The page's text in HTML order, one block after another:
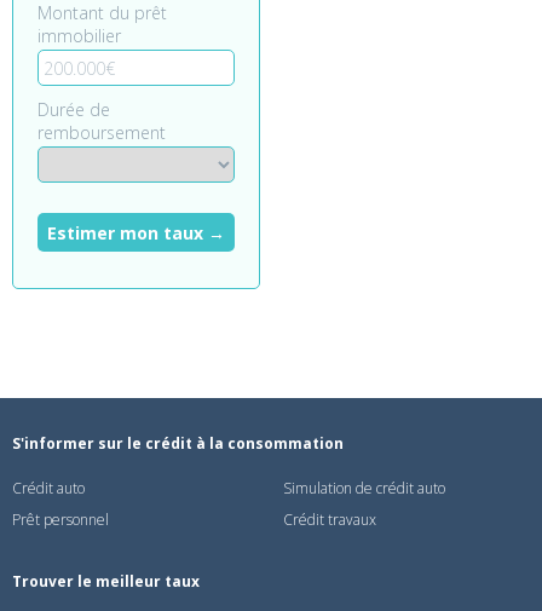
Montant du prêt
immobilier
Durée de
remboursement
Estimer mon taux →
S'informer sur le crédit à la consommation
Crédit auto
Simulation de crédit auto
Prêt personnel
Crédit travaux
Trouver le meilleur taux